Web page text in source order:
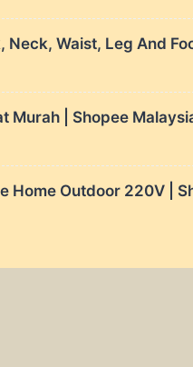
Waist, Leg And
Murah | Shopee
Home Outdoor 220V |